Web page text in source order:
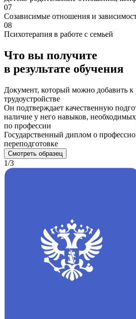
07
Созависимые отношения и
08
Психотерапия в работе с семьей
Что вы получите
в результате обучения
Документ, который можно добавить к
трудоустройстве
Он подтверждает качественную
наличие у него навыков,
по профессии
Государственный диплом о
переподготовке
Смотреть образец
1/3